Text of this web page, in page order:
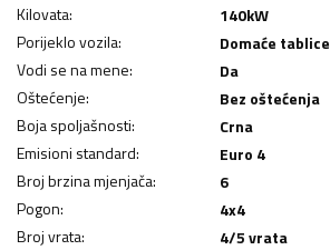
Kilovata: 140kW
Porijeklo vozila:
Domaće tablice
Vodi se na mene:
Da
Oštećenje:
Bez oštećenja
Boja spoljašnosti:
Crna
Emisioni standard:
Euro 4
Broj brzina mjenjača:
6
Pogon:
4x4
Broj vrata:
4/5 vrata